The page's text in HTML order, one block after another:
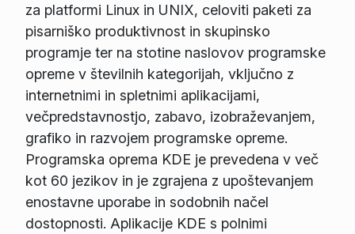
za platformi Linux in UNIX, celoviti paketi za
pisarniško produktivnost in skupinsko
programje ter na stotine naslovov programske
opreme v številnih kategorijah, vključno z
internetnimi in spletnimi aplikacijami,
večpredstavnostjo, zabavo, izobraževanjem,
grafiko in razvojem programske opreme.
Programska oprema KDE je prevedena v več
kot 60 jezikov in je zgrajena z upoštevanjem
enostavne uporabe in sodobnih načel
dostopnosti. Aplikacije KDE s polnimi